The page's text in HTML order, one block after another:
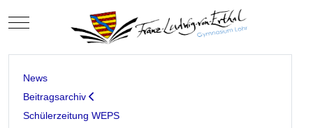
Mobile Menu Toggle
News
Beitragsarchiv
Schülerzeitung WEPS